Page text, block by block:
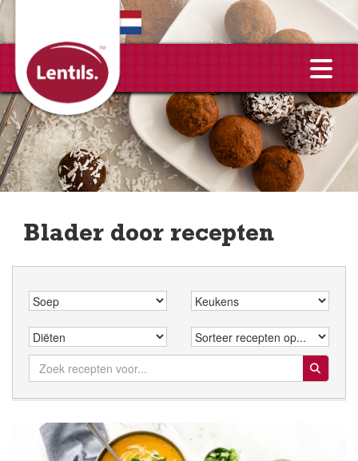
Blader door recepten
Search for: